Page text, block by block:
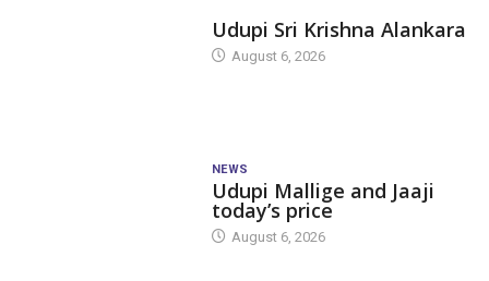
Udupi Sri Krishna Alankara
August 6, 2026
NEWS
Udupi Mallige and Jaaji
today’s price
August 6, 2026